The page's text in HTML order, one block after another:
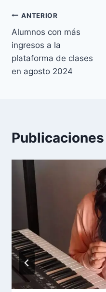
Navegación
de
entradas
ANTERIOR
Alumnos con más
ingresos a la
plataforma de clases
en agosto 2024